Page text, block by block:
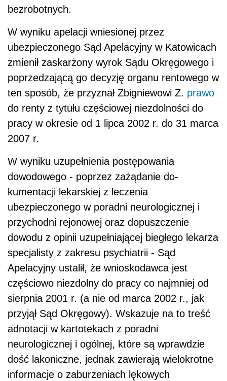
bezrobotnych.
W wyniku apelacji wniesionej przez
ubezpieczonego Sąd Apelacyjny w Kato­wicach
zmienił zaskarżony wyrok Sądu Okręgowego i
poprzedzającą go decyzję or­ganu rentowego w
ten sposób, że przyznał Zbigniewowi Z. prawo
do renty z tytułu częściowej niezdolności do
pracy w okresie od 1 lipca 2002 r. do 31 marca
2007 r.
W wyniku uzupełnienia postępowania
dowodowego - poprzez zażądanie do­
kumentacji lekarskiej z leczenia
ubezpieczonego w poradni neurologicznej i
przy­chodni rejonowej oraz dopuszczenie
dowodu z opinii uzupełniającej biegłego lekarza
specjalisty z zakresu psychiatrii - Sąd
Apelacyjny ustalił, że wnioskodawca jest
częściowo niezdolny do pracy co najmniej od
sierpnia 2001 r. (a nie od marca 2002 r., jak
przyjął Sąd Okręgowy). Wskazuje na to treść
adnotacji w kartotekach z poradni
neurologicznej i ogólnej, które są wprawdzie
dość lakoniczne, jednak zawierają wie­lokrotne
informacje o zaburzeniach lękowych